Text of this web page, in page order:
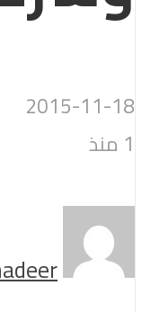
2015-11-18
1 منذ